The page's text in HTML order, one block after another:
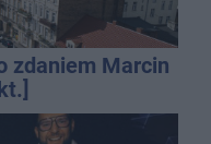
zdaniem Marcin